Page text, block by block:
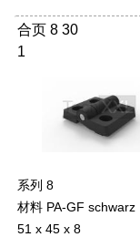
合页 8 30
1
系列 8
材料 PA-GF schwarz
51 x 45 x 8